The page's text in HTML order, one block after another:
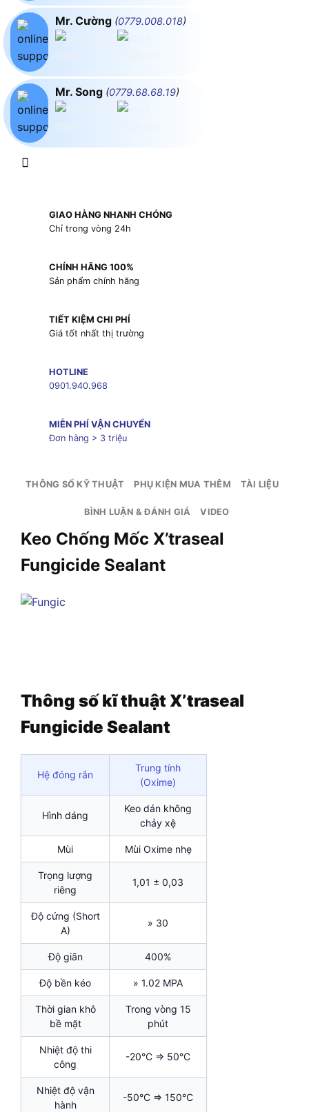
Mr. Cường (0779.008.018)
Mr. Song (0779.68.68.19)
GIAO HÀNG NHANH CHÓNG
Chỉ trong vòng 24h
CHÍNH HÃNG 100%
Sản phẩm chính hãng
TIẾT KIỆM CHI PHÍ
Giá tốt nhất thị trường
HOTLINE
0901.940.968
MIỄN PHÍ VẬN CHUYỂN
Đơn hàng > 3 triệu
THÔNG SỐ KỸ THUẬT PHỤ KIỆN MUA THÊM TÀI LIỆU
BÌNH LUẬN & ĐÁNH GIÁ VIDEO
Keo Chống Mốc X’traseal
Fungicide Sealant
Thông số kĩ thuật X’traseal
Fungicide Sealant
Hệ đóng rắn
Trung tính
(Oxime)
Hình dáng
Keo dán không
chảy xệ
Mùi Mùi Oxime nhẹ
Trọng lượng
riêng
1,01 ± 0,03
Độ cứng (Short
A)
» 30
Độ giãn 400%
Độ bền kéo » 1.02 MPA
Thời gian khô
bề mặt
Trong vòng 15
phút
Nhiệt độ thi
công
-20°C => 50°C
Nhiệt độ vận
hành
-50°C => 150°C